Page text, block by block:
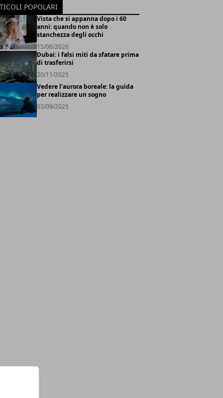
POPOLARI
Vista che si appanna dopo i 60
anni: quando non è solo
stanchezza degli occhi
15/06/2026
Dubai: i falsi miti da sfatare prima
di trasferirsi
20/11/2025
Vedere l'aurora boreale: la guida
per realizzare un sogno
03/09/2025